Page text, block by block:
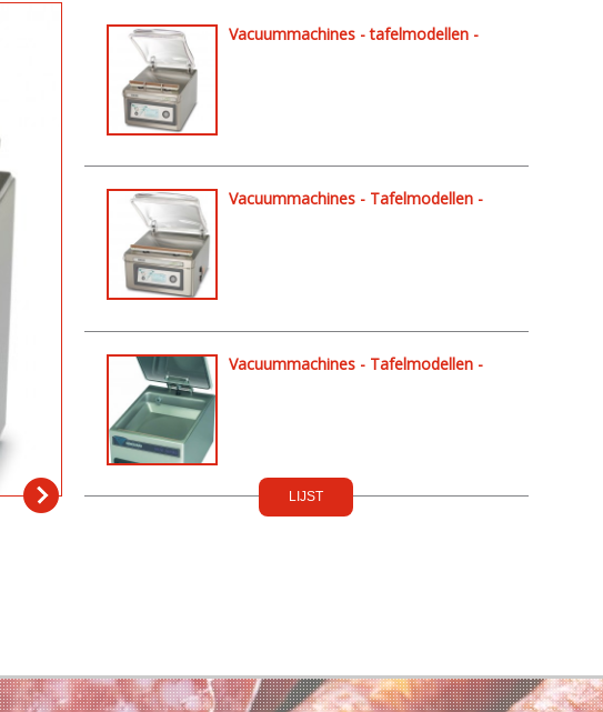
Vacuummachines - tafelmodellen -
Vacuummachines - Tafelmodellen -
Vacuummachines - Tafelmodellen -
LIJST